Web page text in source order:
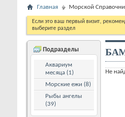
Главная Морской
Если это ваш первый визит,
выберите раздел
Подразделы
Аквариум
месяца (1)
Морские ежи (8)
Рыбы ангелы
(39)
Не